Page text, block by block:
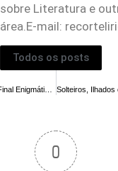
sobre Literatura e
área.E-mail:
Todos os posts
0